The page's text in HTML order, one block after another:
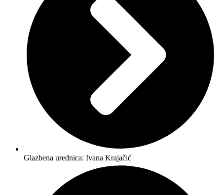
Glazbena urednica: Ivana Krajačić